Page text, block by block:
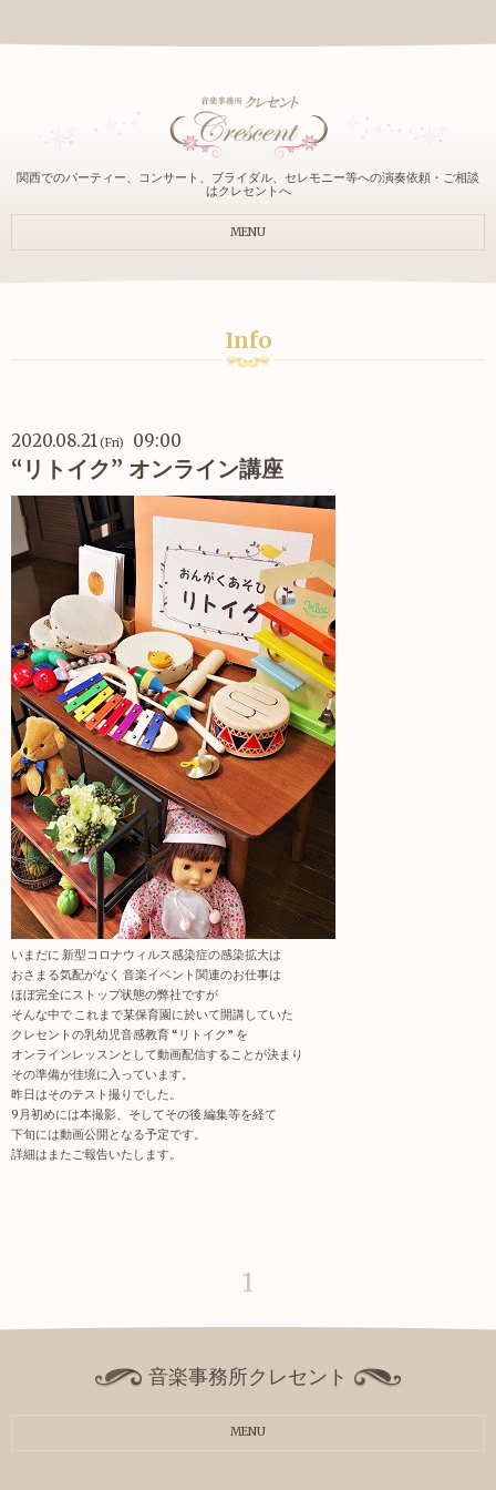
関西でのパーティー、コンサート、ブライダル、セレモニー等への演奏依頼・ご相談
はクレセントへ
MENU
Info
2020.08.21(Fri) 09:00
“リトイク” オンライン講座
いまだに 新型コロナウィルス感染症の感染拡大は
おさまる気配がなく 音楽イベント関連のお仕事は
ほぼ完全にストップ状態の弊社ですが
そんな中で これまで某保育園に於いて開講していた
クレセントの乳幼児音感教育 “リトイク” を
オンラインレッスンとして動画配信することが決まり
その準備が佳境に入っています。
昨日はそのテスト撮りでした。
9月初めには本撮影、そしてその後 編集等を経て
下旬には動画公開となる予定です。
詳細はまたご報告いたします。
1
音楽事務所クレセント
MENU